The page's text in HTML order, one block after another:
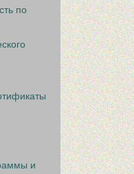
по
и